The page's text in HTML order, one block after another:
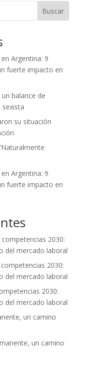
Buscar
Argentina: 9
fuerte impacto en
balance de
su situación
Argentina: 9
fuerte impacto en
competencias 2030:
del mercado laboral
2030:
del mercado laboral
2030:
del mercado laboral
un camino
un camino